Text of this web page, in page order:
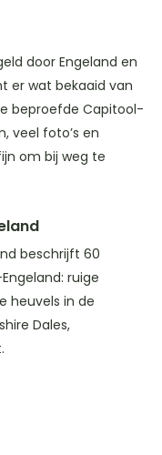
door Engeland en
er wat bekaaid van
beproefde Capitool-
veel foto’s en
om bij weg te
beschrijft 60
ruige
heuvels in de
Dales,